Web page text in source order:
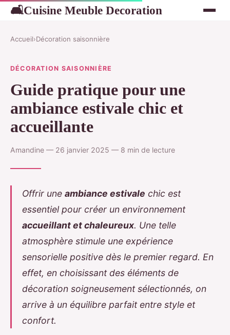
🛋Cuisine Meuble Decoration
Accueil›Décoration saisonnière
DÉCORATION SAISONNIÈRE
Guide pratique pour une
ambiance estivale chic et
accueillante
Amandine — 26 janvier 2025 — 8 min de lecture
Offrir une ambiance estivale chic est
essentiel pour créer un environnement
accueillant et chaleureux. Une telle
atmosphère stimule une expérience
sensorielle positive dès le premier regard. En
effet, en choisissant des éléments de
décoration soigneusement sélectionnés, on
arrive à un équilibre parfait entre style et
confort.